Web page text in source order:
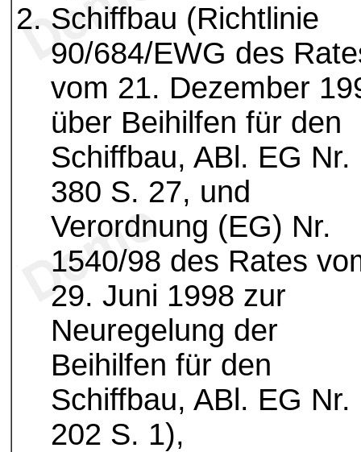
Schiffbau (Richtlinie
90/684/EWG des
vom 21. Dezember
über Beihilfen für den
Schiffbau, ABl. EG Nr.
380 S. 27, und
Verordnung (EG) Nr.
1540/98 des Rates
29. Juni 1998 zur
Neuregelung der
Beihilfen für den
Schiffbau, ABl. EG Nr.
202 S. 1),